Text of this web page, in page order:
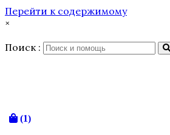
Перейти к содержимому
×
Поиск :
(1)